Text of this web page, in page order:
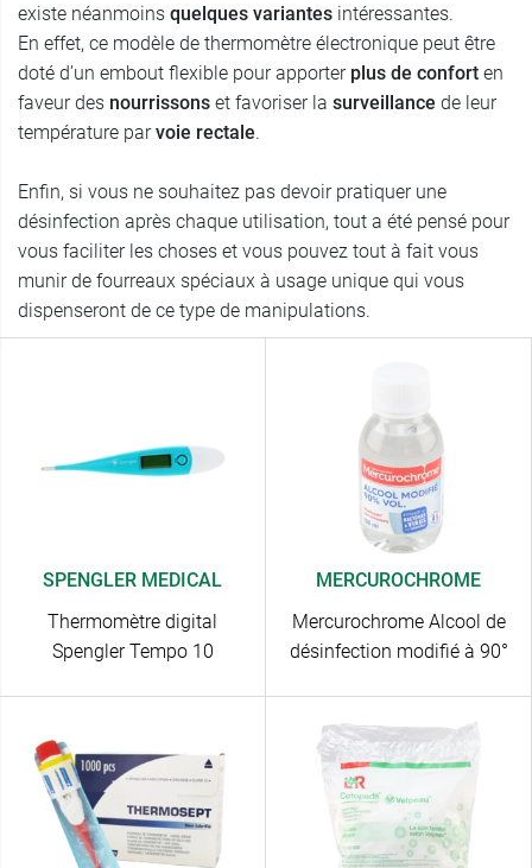
existe néanmoins quelques variantes intéressantes.
En effet, ce modèle de thermomètre électronique peut être
doté d’un embout flexible pour apporter plus de confort en
faveur des nourrissons et favoriser la surveillance de leur
température parvoie rectale.
Enfin, si vous ne souhaitez pas devoir pratiquer une
désinfection après chaque utilisation, tout a été pensé pour
vous faciliter les choses et vous pouvez tout à fait vous
munir de fourreaux spéciaux à usage unique qui vous
dispenseront de ce type de manipulations.
SPENGLER MEDICAL
Thermomètre digital
Spengler Tempo 10
MERCUROCHROME
Mercurochrome Alcool de
désinfection modifié à 90°